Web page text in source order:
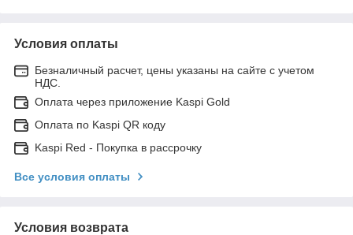
Условия оплаты
Безналичный расчет, цены указаны на сайте с учетом
НДС.
Оплата через приложение Kaspi Gold
Оплата по Kaspi QR коду
Kaspi Red - Покупка в рассрочку
Все условия оплаты
Условия возврата